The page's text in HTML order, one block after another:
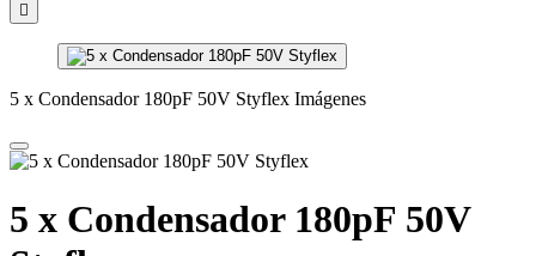

5 x Condensador 180pF 50V Styflex Imágenes
5 x Condensador 180pF 50V